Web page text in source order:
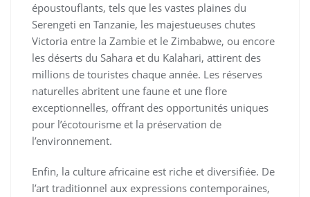
époustouflants, tels que les vastes plaines du
Serengeti en Tanzanie, les majestueuses chutes
Victoria entre la Zambie et le Zimbabwe, ou encore
les déserts du Sahara et du Kalahari, attirent des
millions de touristes chaque année. Les réserves
naturelles abritent une faune et une flore
exceptionnelles, offrant des opportunités uniques
pour l’écotourisme et la préservation de
l’environnement.
Enfin, la culture africaine est riche et diversifiée. De
l’art traditionnel aux expressions contemporaines,